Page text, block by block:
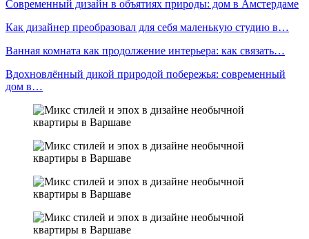
Современный дизайн в объятиях природы: дом в Амстердаме
Как дизайнер преобразовал для себя маленькую студию в…
Ванная комната как продолжение интерьера: как связать…
Вдохновлённый дикой природой побережья: современный
дом в…